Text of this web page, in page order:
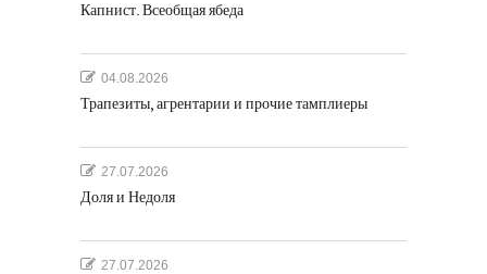
Капнист. Всеобщая ябеда
04.08.2026
Трапезиты, агрентарии и прочие тамплиеры
27.07.2026
Доля и Недоля
27.07.2026